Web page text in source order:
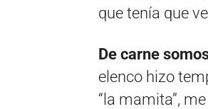
que tenía que
De carne
elenco hizo
“la mamita”,